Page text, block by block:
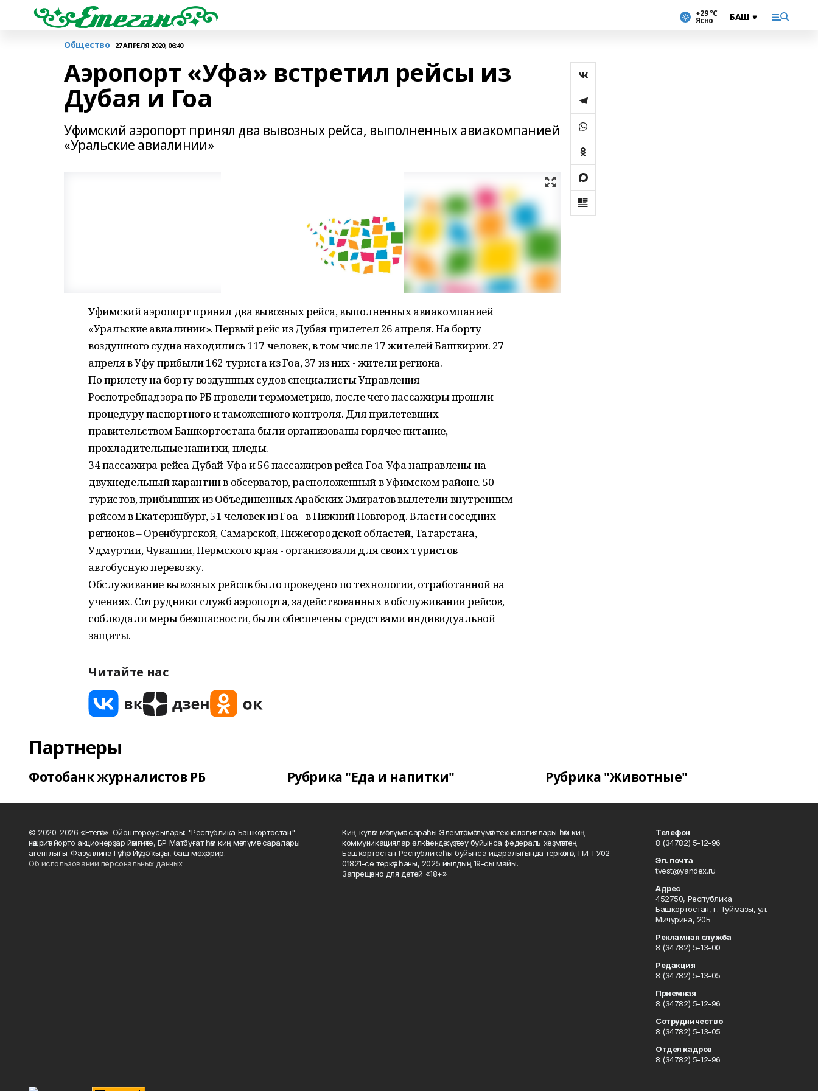
+29 °С
Ясно
Общество 27 АПРЕЛЯ 2020, 06:40
Аэропорт «Уфа» встретил рейсы из
Дубая и Гоа
Уфимский аэропорт принял два вывозных рейса, выполненных авиакомпанией
«Уральские авиалинии»
Уфимский аэропорт принял два вывозных рейса, выполненных авиакомпанией
«Уральские авиалинии». Первый рейс из Дубая прилетел 26 апреля. На борту
воздушного судна находились 117 человек, в том числе 17 жителей Башкирии. 27
апреля в Уфу прибыли 162 туриста из Гоа, 37 из них - жители региона.
По прилету на борту воздушных судов специалисты Управления
Роспотребнадзора по РБ провели термометрию, после чего пассажиры прошли
процедуру паспортного и таможенного контроля. Для прилетевших
правительством Башкортостана были организованы горячее питание,
прохладительные напитки, пледы.
34 пассажира рейса Дубай-Уфа и 56 пассажиров рейса Гоа-Уфа направлены на
двухнедельный карантин в обсерватор, расположенный в Уфимском районе. 50
туристов, прибывших из Объединенных Арабских Эмиратов вылетели внутренним
рейсом в Екатеринбург, 51 человек из Гоа - в Нижний Новгород. Власти соседних
регионов – Оренбургской, Самарской, Нижегородской областей, Татарстана,
Удмуртии, Чувашии, Пермского края - организовали для своих туристов
автобусную перевозку.
Обслуживание вывозных рейсов было проведено по технологии, отработанной на
учениях. Сотрудники служб аэропорта, задействованных в обслуживании рейсов,
соблюдали меры безопасности, были обеспечены средствами индивидуальной
защиты.
Читайте нас
Партнеры
Фотобанк журналистов РБ Рубрика "Еда и напитки" Рубрика "Животные"
© 2020-2026 «Етегән». Ойоштороусылары: "Республика Башкортостан"
нәшриәт йорто акционерҙар йәмғиәте, БР Матбуғат һәм киң мәғлүмәт саралары
агентлығы. Фазуллина Гәүһәр Йәүҙәт ҡыҙы, баш мөхәррир.
Об использовании персональных данных
Киң-күләм мәғлүмәт сараһы Элемтә, мәғлүмәт технологиялары һәм киң
коммуникациялар өлкәһендә күҙәтеү буйынса федераль хеҙмәттең
Башҡортостан Республикаһы буйынса идаралығында теркәлгән, ПИ ТУ02-
01821-се теркәү һаны, 2025 йылдың 19-сы майы.
Запрещено для детей «18+»
Телефон
8 (34782) 5-12-96
Эл. почта
tvest@yandex.ru
Адрес
452750, Республика
Башкортостан, г. Туймазы, ул.
Мичурина, 20Б
Рекламная служба
8 (34782) 5-13-00
Редакция
8 (34782) 5-13-05
Приемная
8 (34782) 5-12-96
Сотрудничество
8 (34782) 5-13-05
Отдел кадров
8 (34782) 5-12-96